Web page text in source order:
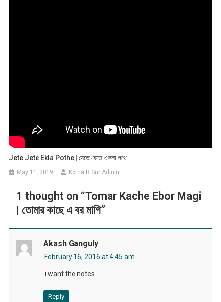
Jete Jete Ekla Pothe | যেতে যেতে একলা পথে
May 11, 2019 Kotha R Sur Admin
1 thought on “Tomar Kache Ebor Magi
| তোমার কাছে এ বর মাগি”
Akash Ganguly
February 16, 2016 at 4:45 am
i want the notes
Reply